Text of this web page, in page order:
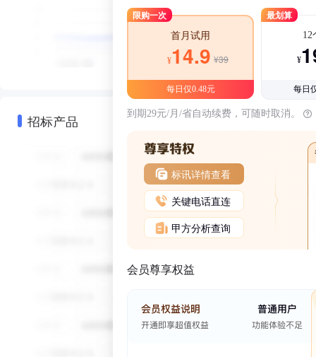
招标产品
限购一次
首月试用
¥14.9 ¥39
每日仅0.48元
最划算
12
¥
每日
到期29元/月/省自动续费，可随时取消。
标讯详情查看
关键电话直连
甲方分析查询
会员尊享权益